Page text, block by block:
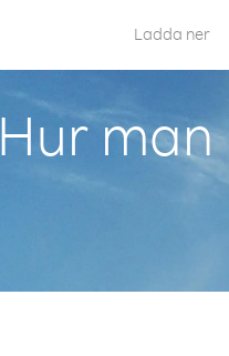
Ladda ner
Hur